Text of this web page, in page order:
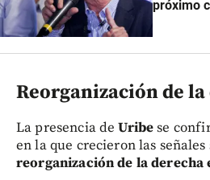
próximo
Reorganización de
La presencia deUribese
en la que crecieron las señales
reorganización de la derecha